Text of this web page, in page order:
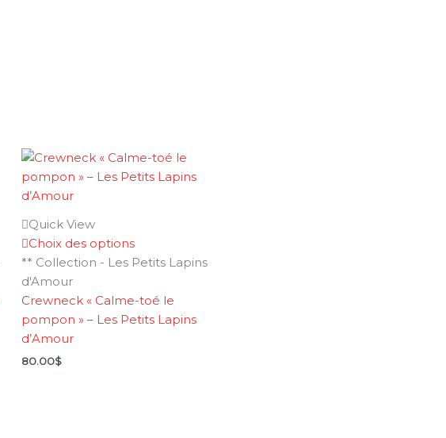
Quick View
Choix des options
** Collection - Les Petits Lapins
d'Amour
Crewneck « Calme-toé le
pompon » – Les Petits Lapins
d’Amour
80.00$